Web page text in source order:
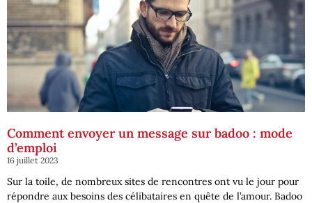
Comment envoyer un message sur badoo : mode
d’emploi
16 juillet 2023
Sur la toile, de nombreux sites de rencontres ont vu le jour pour
répondre aux besoins des célibataires en quête de l’amour. Badoo